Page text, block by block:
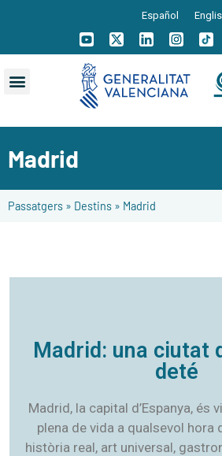
Español
Madrid
Passatgers » Destins » Madrid
Madrid: una ciutat
deté
Madrid, la capital d’Espanya, és
plena de vida a qualsevol hora
història real, art universal,